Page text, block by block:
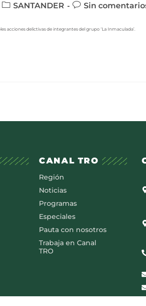
SANTANDER Sin
acciones delictivas de integrantes del grupo ‘La Inmaculada’.
CANAL TRO
Región
Noticias
Programas
Especiales
Pauta con nosotros
Trabaja en Canal
TRO